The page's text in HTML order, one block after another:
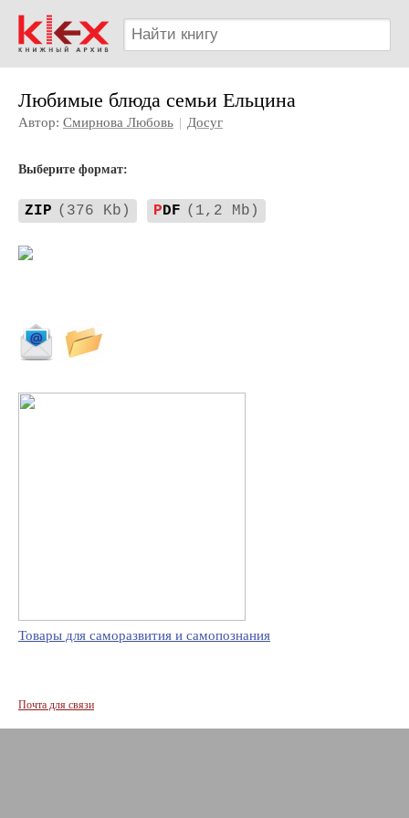
Любимые блюда семьи Ельцина
Автор: Смирнова Любовь | Досуг
Выберите формат:
ZIP (376 Kb) PDF (1,2 Mb)
Товары для саморазвития и самопознания
Почта для связи